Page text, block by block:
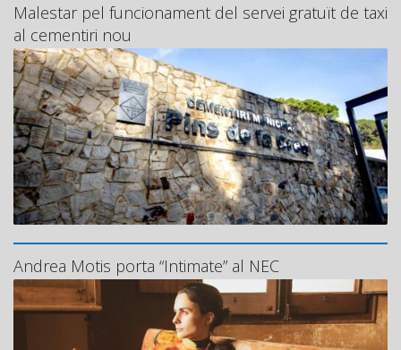
Malestar pel funcionament del servei gratuït de taxi
al cementiri nou
Andrea Motis porta “Intimate” al NEC